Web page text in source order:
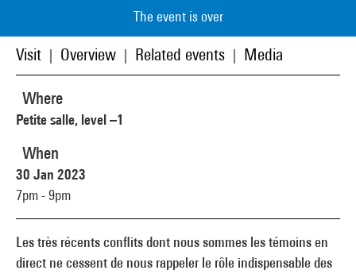
The event is over
Visit Overview Related events Media
Les très récents conflits dont nous sommes les témoins en
direct ne cessent de nous rappeler le rôle indispensable des
Where
Petite salle, level –1
When
30 Jan 2023
7pm - 9pm